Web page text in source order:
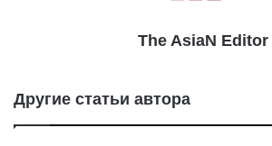
The AsiaN Editor
Другие статьи автора